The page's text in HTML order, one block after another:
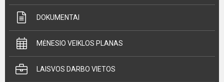
DOKUMENTAI
MĖNESIO VEIKLOS PLANAS
LAISVOS DARBO VIETOS